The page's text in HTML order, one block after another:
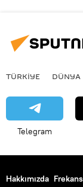
TÜRKIYE DÜNYA
Telegram
Hakkımızda